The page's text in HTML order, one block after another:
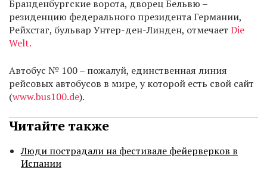
Бранденбургские ворота, дворец Бельвю –
резиденцию федерального президента Германии,
Рейхстаг, бульвар Унтер-ден-Линден, отмечает Die
Welt.
Автобус № 100 – пожалуй, единственная линия
рейсовых автобусов в мире, у которой есть свой сайт
(www.bus100.de).
Читайте также
Люди пострадали на фестивале фейерверков в
Испании